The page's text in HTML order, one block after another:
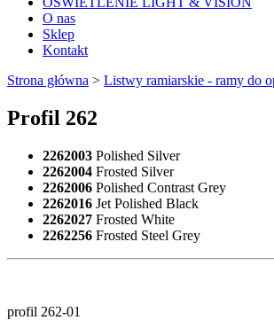
O nas
Sklep
Kontakt
Strona główna > Listwy ramiarskie - ramy do
Profil 262
2262003 Polished Silver
2262004 Frosted Silver
2262006 Polished Contrast Grey
2262016 Jet Polished Black
2262027 Frosted White
2262256 Frosted Steel Grey
profil 262-01